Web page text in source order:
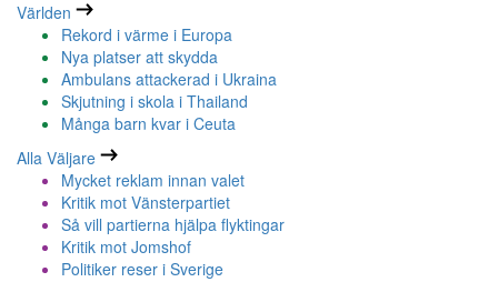
Världen
Rekord i värme i Europa
Nya platser att skydda
Ambulans attackerad i Ukraina
Skjutning i skola i Thailand
Många barn kvar i Ceuta
Alla Väljare
Mycket reklam innan valet
Kritik mot Vänsterpartiet
Så vill partierna hjälpa flyktingar
Kritik mot Jomshof
Politiker reser i Sverige